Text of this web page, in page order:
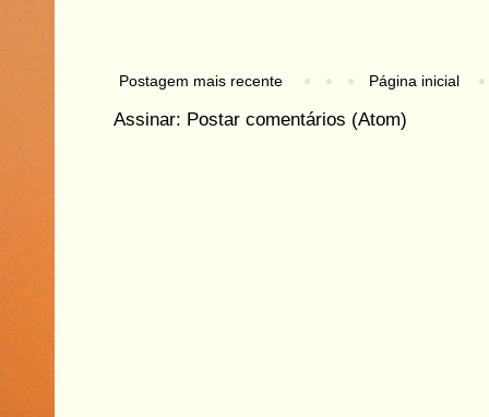
Postagem mais recente Página inicial
Assinar: Postar comentários (Atom)